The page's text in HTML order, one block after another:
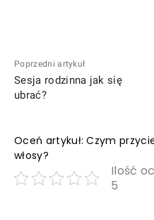
Poprzedni artykuł
Sesja rodzinna jak się
ubrać?
Oceń artykuł: Czym
włosy?
Ilość
5